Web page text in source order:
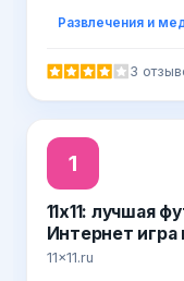
Развлечения и
3
1
11x11: лучшая
Интернет
менеджера.
11x11.ru